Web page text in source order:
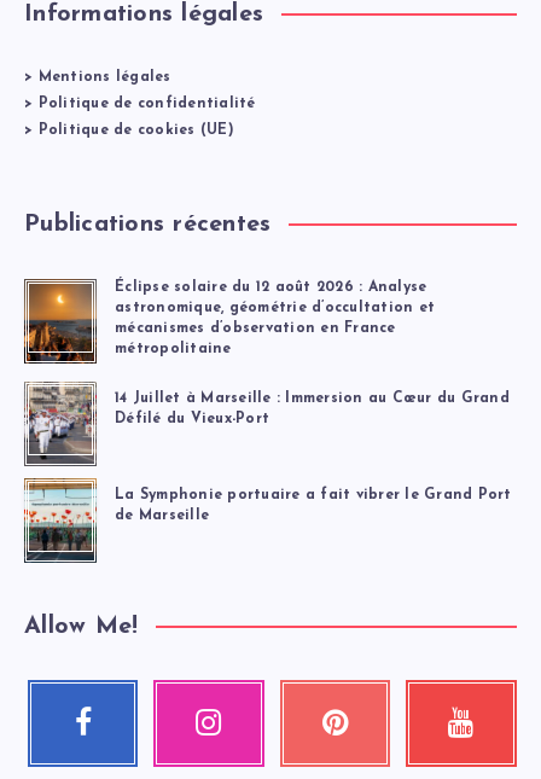
Informations légales
>
Mentions légales
>
Politique de confidentialité
>
Politique de cookies (UE)
Publications récentes
Éclipse solaire du 12 août 2026 : Analyse
astronomique, géométrie d’occultation et
mécanismes d’observation en France
métropolitaine
14 Juillet à Marseille : Immersion au Cœur du Grand
Défilé du Vieux-Port
La Symphonie portuaire a fait vibrer le Grand Port
de Marseille
Allow Me!
Facebook Instagram Pinterest
Épinglez
Youtube
Regardez